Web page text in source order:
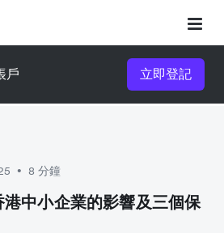
戶 立即登記
• 8 分鐘
中小企業的影響及三個保